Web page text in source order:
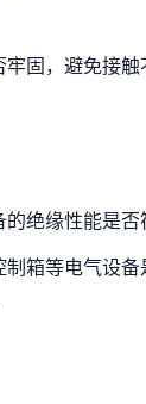
牢固，避免接
绝缘性能是否
制箱等电气设